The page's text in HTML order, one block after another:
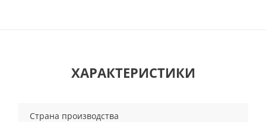
ХАРАКТЕРИСТИКИ
Страна производства